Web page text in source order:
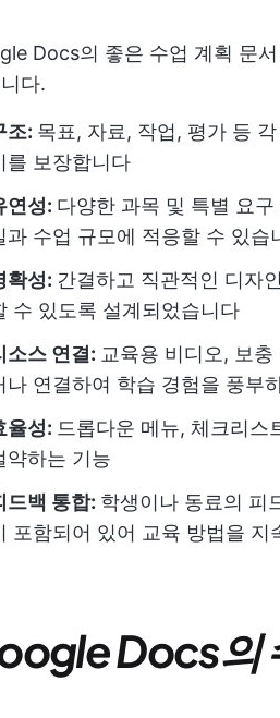
Docs의 좋은 수업 계획 문
다.
조: 목표, 자료, 작업, 평가 등
를 보장합니다
연성: 다양한 과목 및 특별 요
과 수업 규모에 적응할 수 있습
확성: 간결하고 직관적인 디자
수 있도록 설계되었습니다
소스 연결: 교육용 비디오, 보
나 연결하여 학습 경험을 풍부
율성: 드롭다운 메뉴, 체크리스
약하는 기능
드백 통합: 학생이나 동료의 피
포함되어 있어 교육 방법을
Docs의